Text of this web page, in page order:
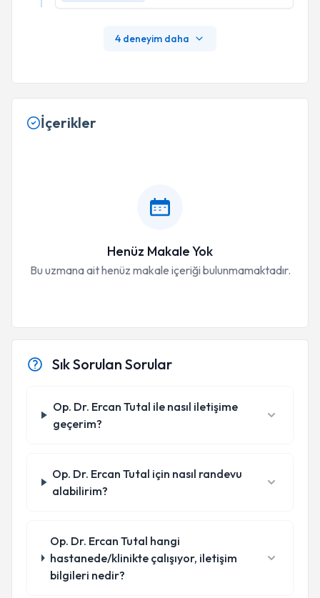
4 deneyim daha
İçerikler
Henüz Makale Yok
Bu uzmana ait henüz makale içeriği bulunmamaktadır.
Sık Sorulan Sorular
Op. Dr. Ercan Tutal ile nasıl iletişime
geçerim?
Op. Dr. Ercan Tutal için nasıl randevu
alabilirim?
Op. Dr. Ercan Tutal hangi
hastanede/klinikte çalışıyor, iletişim
bilgileri nedir?